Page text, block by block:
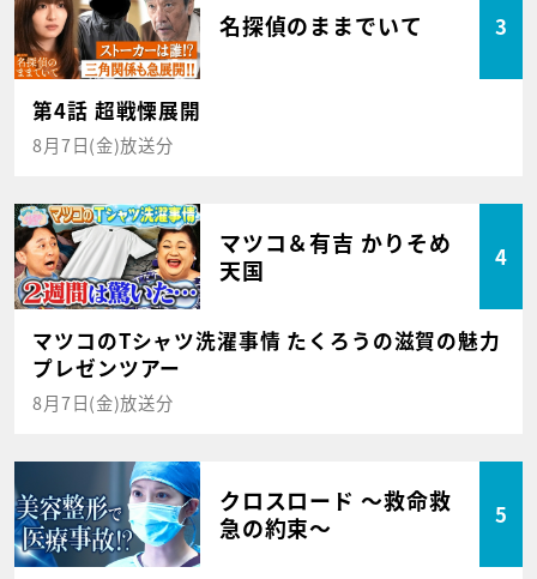
名探偵のままでいて 3
第4話 超戦慄展開
8月7日(金)放送分
マツコ＆有吉 かりそめ
天国
4
マツコのTシャツ洗濯事情 たくろうの滋賀の魅力
プレゼンツアー
8月7日(金)放送分
クロスロード ～救命救
急の約束～
5